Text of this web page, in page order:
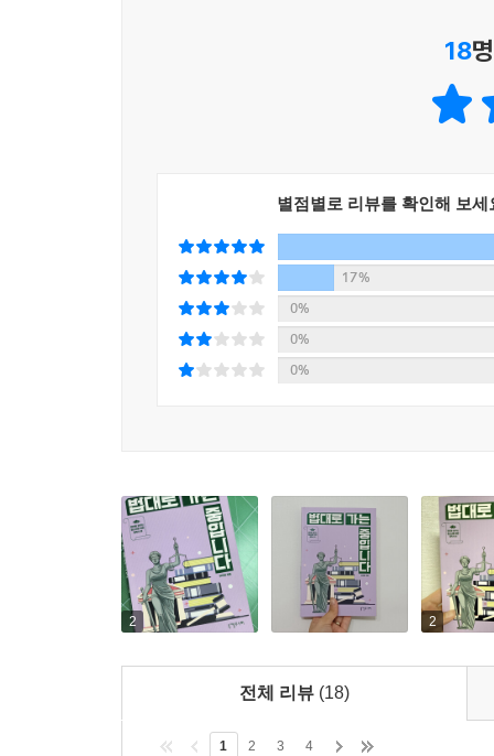
형벌의 목적은 분명하다. 복수가 아니라 범죄의
잔혹한 형벌로는 범죄가 예방되지 않는다. 베카
형벌이 두려움이 아닌 정의에 기반할 때, 법은 비
인간을 수단이 아닌 목적으로 대우해야 한다는 인
살려달라고 빌지 않고 오히려 보상을 달라는 소
접, 벌금형 중에서 소크라테스는 결국 사형 판결
라테스는 악법도 법이라고 말한 적이 없다. 소크
18
별점별로 리뷰를 확인해 보세
17%
0%
0%
0%
2 2
전체 리뷰 (18)
1 2 3 4